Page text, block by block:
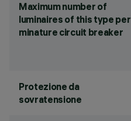
Maximum number of
luminaires of this type per
minature circuit breaker
Protezione da
sovratensione